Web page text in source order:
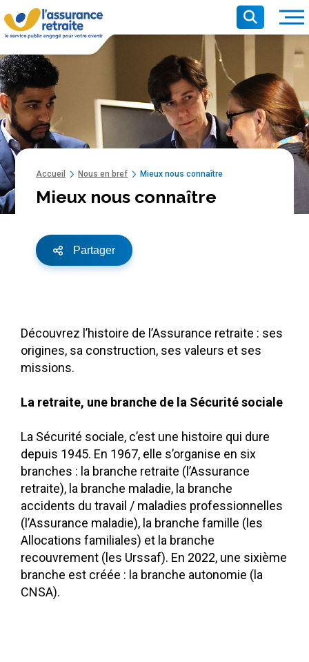
Recherche
Contenu principal Recherche
Accueil Nous en bref Mieux nous connaître
Mieux nous connaître
Partager
Découvrez l’histoire de l’Assurance retraite : ses
origines, sa construction, ses valeurs et ses
missions.
La retraite, une branche de la Sécurité sociale
La Sécurité sociale, c’est une histoire qui dure
depuis 1945. En 1967, elle s’organise en six
branches : la branche retraite (l’Assurance
retraite), la branche maladie, la branche
accidents du travail / maladies professionnelles
(l’Assurance maladie), la branche famille (les
Allocations familiales) et la branche
recouvrement (les Urssaf). En 2022, une sixième
branche est créée : la branche autonomie (la
CNSA).
Panneau de gestion des cookies